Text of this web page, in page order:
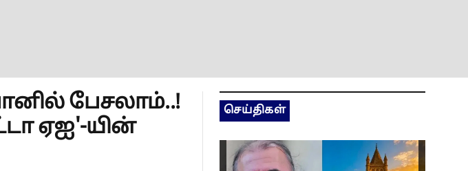
பேசலாம்..!
ஏஐ'-யின்
செய்திகள்